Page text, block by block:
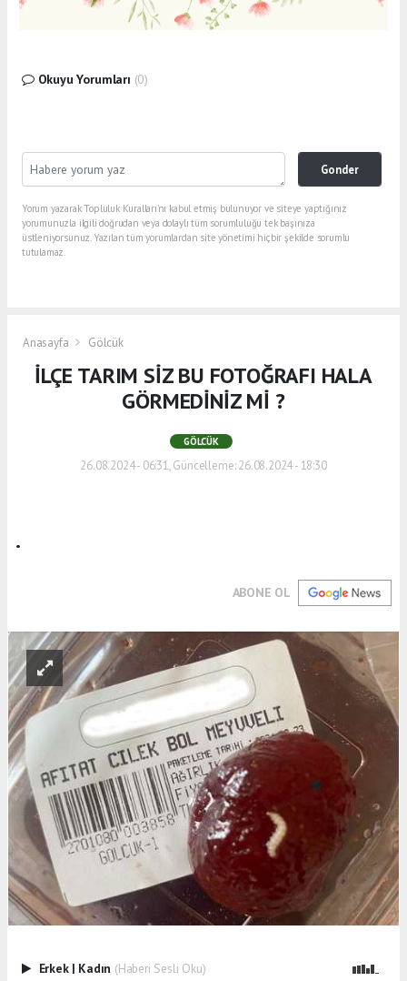
Okuyu Yorumları (0)
Gonder
Yorum yazarak Topluluk Kuralları’nı kabul etmiş bulunuyor ve siteye yaptığınız
yorumunuzla ilgili doğrudan veya dolaylı tüm sorumluluğu tek başınıza
üstleniyorsunuz. Yazılan tüm yorumlardan site yönetimi hiçbir şekilde sorumlu
tutulamaz.
Anasayfa Gölcük
İLÇE TARIM SİZ BU FOTOĞRAFI HALA
GÖRMEDİNİZ Mİ ?
GÖLCÜK
26.08.2024 - 06:31, Güncelleme: 26.08.2024 - 18:30
.
ABONE OL
Erkek | Kadın (Haberi Sesli Oku)